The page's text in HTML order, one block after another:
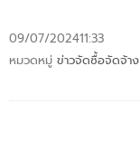
09/07/202411:33
หมวดหมู่ ข่าวจัดซื้อจัดจ้าง